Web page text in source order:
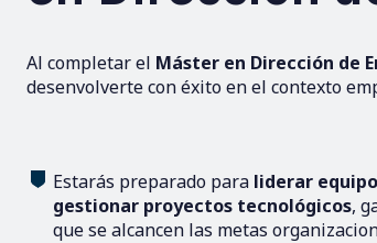
Al completar el Máster en Dirección de
desenvolverte con éxito en el contexto
Estarás preparado para liderar
gestionar proyectos tecnológicos,
que se alcancen las metas